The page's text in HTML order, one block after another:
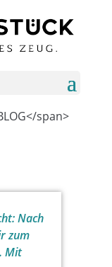
span>
Nach
zum
Mit